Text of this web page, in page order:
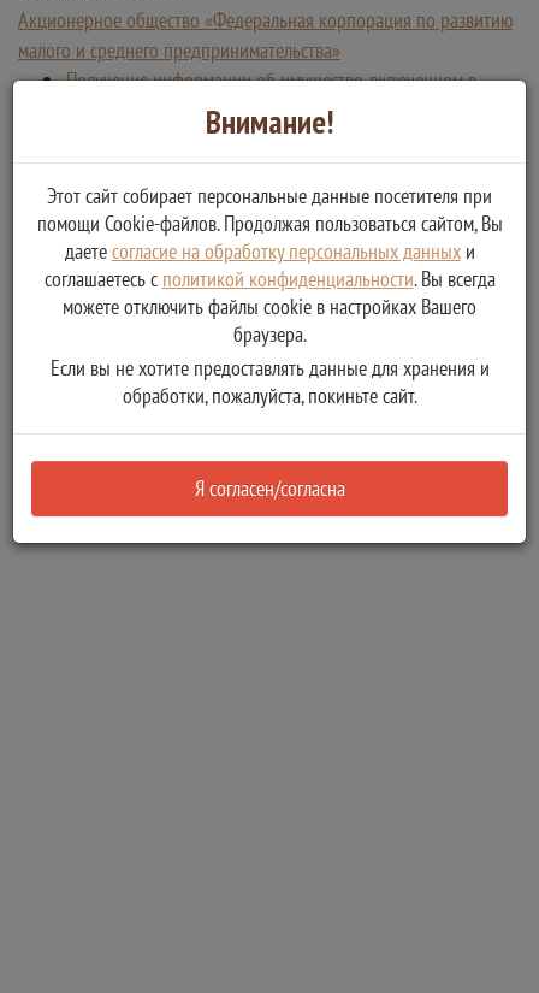
Акционерное общество «Федеральная корпорация по развитию
малого и среднего предпринимательства»
Получение информации об имуществе, включенном в
перечни государственного и муниципального имущества,
предусмотренные ч. 4 ст. 18 ФЗ «О развитии малого и
среднего предпринимательства в Российской Федерации»,
и свободном от прав третьих лиц
Внимание!
Этот сайт собирает персональные данные посетителя при
помощи Cookie-файлов. Продолжая пользоваться сайтом, Вы
даетесогласие на обработку персональных данныхи
соглашаетесь с политикой конфиденциальности. Вы всегда
можете отключить файлы cookie в настройках Вашего
браузера.
Если вы не хотите предоставлять данные для хранения и
обработки, пожалуйста, покиньте сайт.
Я согласен/согласна